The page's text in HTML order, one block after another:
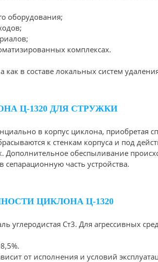
оборудования;
комплексах.
в составе локальных систем
Ц-1320 ДЛЯ СТРУЖКИ
в корпус циклона,
к стенкам корпуса и под
Дополнительное обеспыливание
часть устройства.
ЦИКЛОНА Ц-1320
углеродистая Ст3. Для агрессивных
от исполнения и условий